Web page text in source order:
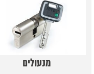
מנעולים